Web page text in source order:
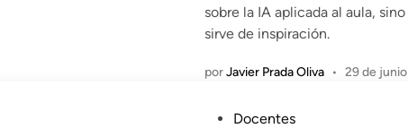
sobre la IA aplicada al aula,
sirve de inspiración.
porJavier Prada Oliva • 29 de
Docentes